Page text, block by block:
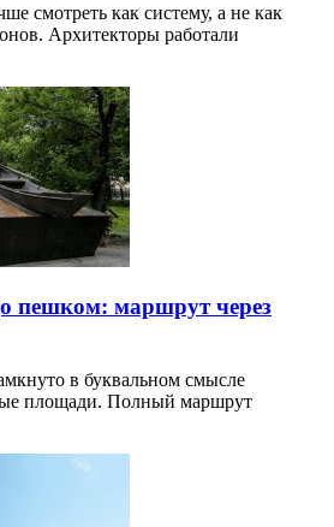
смотреть как систему, а не как
Архитекторы работали
пешком: маршрут через
в буквальном смысле
площади. Полный маршрут